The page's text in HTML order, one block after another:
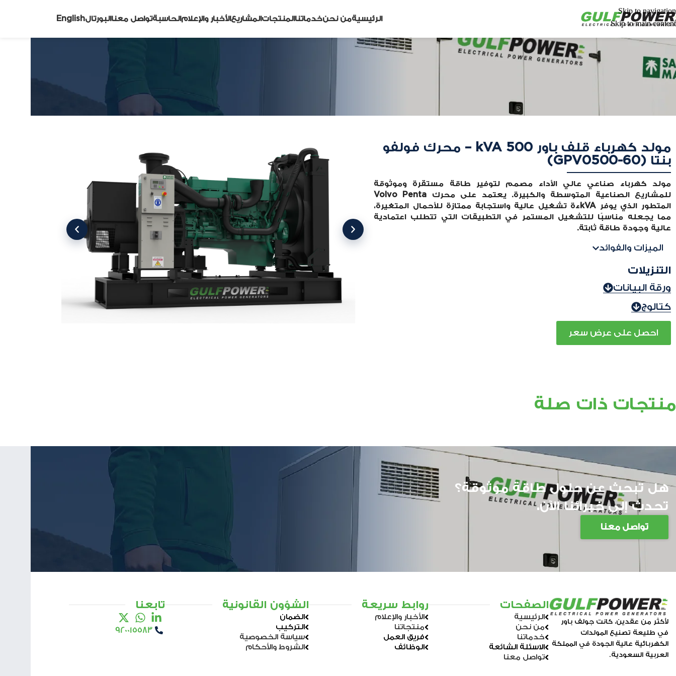
Skip to navigation
Skip to main content
الرئيسيةمن نحنخدماتناالمنتجاتالمشاريعالأخبار والإعلامالحاسبةتواصل معناالبورتالEnglish
مولد كهرباء قلف باور 500 kVA – محرك فولفو
بنتا (GPV0500-60)
مولد كهرباء صناعي عالي الأداء مصمم لتوفير طاقة مستقرة وموثوقة
للمشاريع الصناعية المتوسطة والكبيرة. يعتمد على محرك Volvo Penta
المتطور الذي يوفر kVAءة تشغيل عالية واستجابة ممتازة للأحمال المتغيرة،
مما يجعله مناسبًا للتشغيل المستمر في التطبيقات التي تتطلب اعتمادية
عالية وجودة طاقة ثابتة.
الميزات والفوائد
التنزيلات
ورقة البيانات
كتالوج
احصل على عرض سعر
منتجات ذات صلة
هل تبحث عن حلول طاقة موثوقة؟
تحدث إلى خبرائنا الآن.
تواصل معنا
لأكثر من عقدين، كانت جولف باور
في طليعة تصنيع المولدات
الكهربائية عالية الجودة في المملكة
العربية السعودية.
الصفحات
الرئيسية
من نحن
خدماتنا
الاسئلة الشائعة
تواصل معنا
روابط سريعة
الأخبار والإعلام
منتجاتنا
فريق العمل
الوظائف
الشؤون القانونية
الضمان
التركيب
سياسة الخصوصية
الشروط والأحكام
تابعنا
920015583